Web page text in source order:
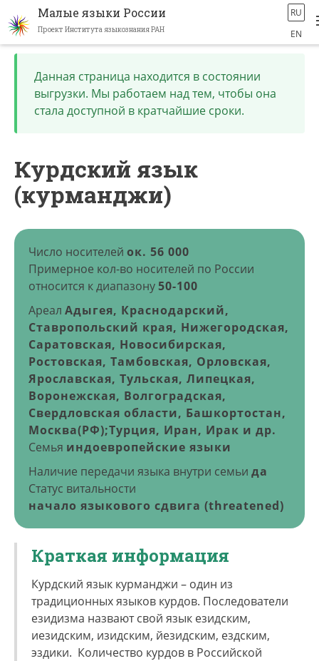
Перейти
основному
содержанию
Малые языки России
Проект Института языкознания РАН
RU
EN
Данная страница находится в состоянии
выгрузки. Мы работаем над тем, чтобы она
стала доступной в кратчайшие сроки.
Курдский язык
(курманджи)
Число носителей ок. 56 000
Примерное кол-во носителей по России
относится к диапазону50-100
Ареал Адыгея, Краснодарский,
Ставропольский края, Нижегородская,
Саратовская, Новосибирская,
Ростовская, Тамбовская, Орловская,
Ярославская, Тульская, Липецкая,
Воронежская, Волгоградская,
Свердловская области, Башкортостан,
Москва(РФ);Турция, Иран, Ирак и др.
Семья индоевропейские языки
Наличие передачи языка внутри семьи да
Статус витальности
начало языкового сдвига (threatened)
Краткая информация
Курдский язык курманджи – один из
традиционных языков курдов. Последователи
езидизма назвают свой язык езидским,
иезидским, изидским, йезидским, ездским,
эздики. Количество курдов в Российской